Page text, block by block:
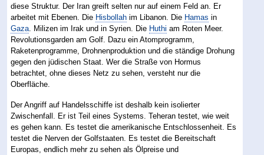
diese Struktur. Der Iran greift selten nur auf einem Feld an. Er
arbeitet mit Ebenen. Die Hisbollah im Libanon. Die Hamas in
Gaza . Milizen im Irak und in Syrien. Die Huthi am Roten Meer.
Revolutionsgarden am Golf. Dazu ein Atomprogramm,
Raketenprogramme, Drohnenproduktion und die ständige Drohung
gegen den jüdischen Staat. Wer die Straße von Hormus
betrachtet, ohne dieses Netz zu sehen, versteht nur die
Oberfläche.
Der Angriff auf Handelsschiffe ist deshalb kein isolierter
Zwischenfall. Er ist Teil eines Systems. Teheran testet, wie weit
es gehen kann. Es testet die amerikanische Entschlossenheit. Es
testet die Nerven der Golfstaaten. Es testet die Bereitschaft
Europas, endlich mehr zu sehen als Ölpreise und